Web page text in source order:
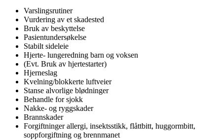
Varslingsrutiner
Vurdering av et skadested
Bruk av beskyttelse
Pasientundersøkelse
Stabilt sideleie
Hjerte- lungeredning barn og voksen
(Evt. Bruk av hjertestarter)
Hjerneslag
Kvelning/blokkerte luftveier
Stanse alvorlige blødninger
Behandle for sjokk
Nakke- og ryggskader
Brannskader
Forgiftninger allergi, insektsstikk, flåttbitt, huggormbitt,
soppforgiftning og brennmanet